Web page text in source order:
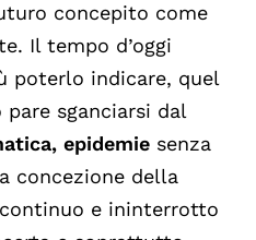
concepito come
Il tempo d’oggi
poterlo indicare, quel
sganciarsi dal
epidemie senza
concezione della
e ininterrotto